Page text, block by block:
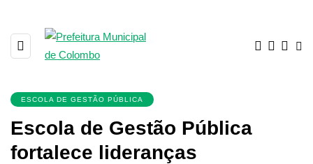
ESCOLA DE GESTÃO PÚBLICA
Escola de Gestão Pública
fortalece lideranças